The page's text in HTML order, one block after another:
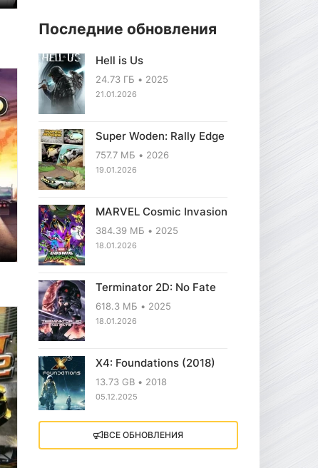
Последние обновления
Hell is Us
24.73 ГБ 2025
21.01.2026
Super Woden: Rally Edge
757.7 МБ 2026
19.01.2026
MARVEL Cosmic Invasion
384.39 МБ 2025
18.01.2026
Terminator 2D: No Fate
618.3 МБ 2025
18.01.2026
X4: Foundations (2018)
13.73 GB 2018
05.12.2025
Little Nightmares III
ВСЕ ОБНОВЛЕНИЯ